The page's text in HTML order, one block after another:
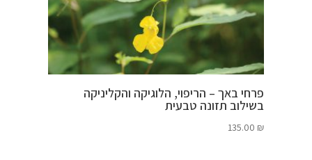
פרחי באך – הריפוי, הלוגיקה והקליניקה
בשילוב תזונה טבעית
135.00 ₪